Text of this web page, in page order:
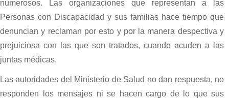
numerosos. Las organizaciones que representan a las
Personas con Discapacidad y sus familias hace tiempo que
denuncian y reclaman por esto y por la manera despectiva y
prejuiciosa con las que son tratados, cuando acuden a las
juntas médicas.
Las autoridades del Ministerio de Salud no dan respuesta, no
responden los mensajes ni se hacen cargo de lo que sus